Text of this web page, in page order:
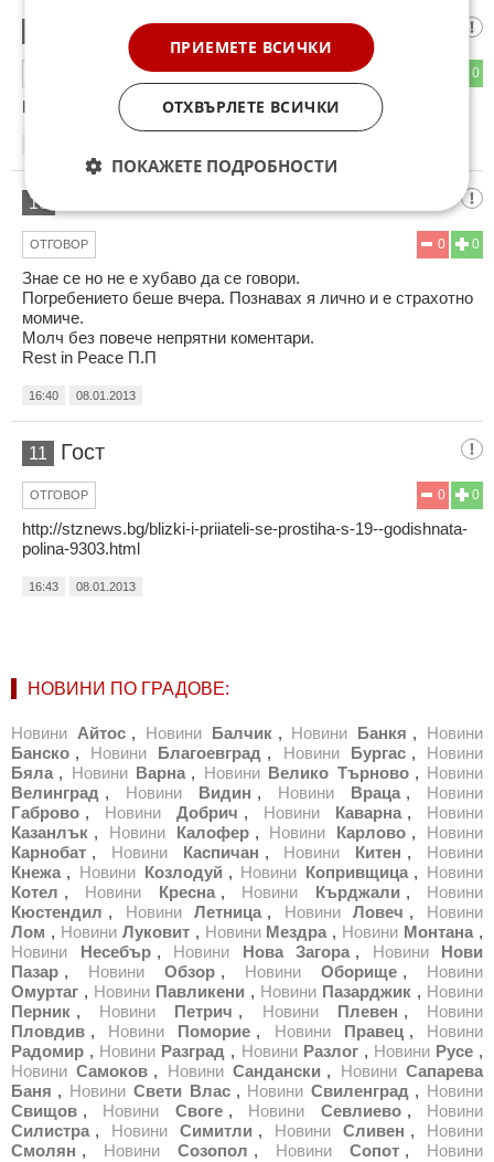
0
Как се казва момичето,знаете ли пълното и име ?...
10
0
0
ОТГОВОР
Знае се но не е хубаво да се говори.
Погребението беше вчера. Познавах я лично и е страхотно
момиче.
Молч без повече непрятни коментари.
Rest in Peace П.П
16:40 08.01.2013
11 Гост
0
0
ОТГОВОР
http://stznews.bg/blizki-i-priiateli-se-prostiha-s-19--godishnata-
polina-9303.html
16:43 08.01.2013
НОВИНИ ПО ГРАДОВЕ:
Новини Айтос , Новини Балчик , Новини Банкя , Новини
Банско , Новини Благоевград , Новини Бургас , Новини
Бяла , Новини Варна , Новини Велико Търново , Новини
Велинград , Новини Видин , Новини Враца , Новини
Габрово , Новини Добрич , Новини Каварна , Новини
Казанлък , Новини Калофер , Новини Карлово , Новини
Карнобат , Новини Каспичан , Новини Китен , Новини
Кнежа , Новини Козлодуй , Новини Копривщица , Новини
Котел , Новини Кресна , Новини Кърджали , Новини
Кюстендил , Новини Летница , Новини Ловеч , Новини
Лом , Новини Луковит , Новини Мездра , Новини Монтана ,
Новини
Несебър , Новини Нова Загора , Новини
Нови
Пазар , Новини Обзор , Новини Оборище , Новини
Омуртаг , Новини Павликени , Новини Пазарджик , Новини
Перник , Новини Петрич , Новини Плевен , Новини
Пловдив , Новини Поморие , Новини Правец , Новини
Радомир , Новини Разград , Новини Разлог , Новини Русе ,
Новини Самоков , Новини Сандански , Новини Сапарева
Баня , Новини Свети Влас , Новини Свиленград , Новини
Свищов , Новини Своге , Новини Севлиево , Новини
Силистра , Новини Симитли , Новини Сливен , Новини
Смолян , Новини Созопол , Новини Сопот , Новини
ПРИЕМЕТЕ ВСИЧКИ
ОТХВЪРЛЕТЕ ВСИЧКИ
ПОКАЖЕТЕ ПОДРОБНОСТИ